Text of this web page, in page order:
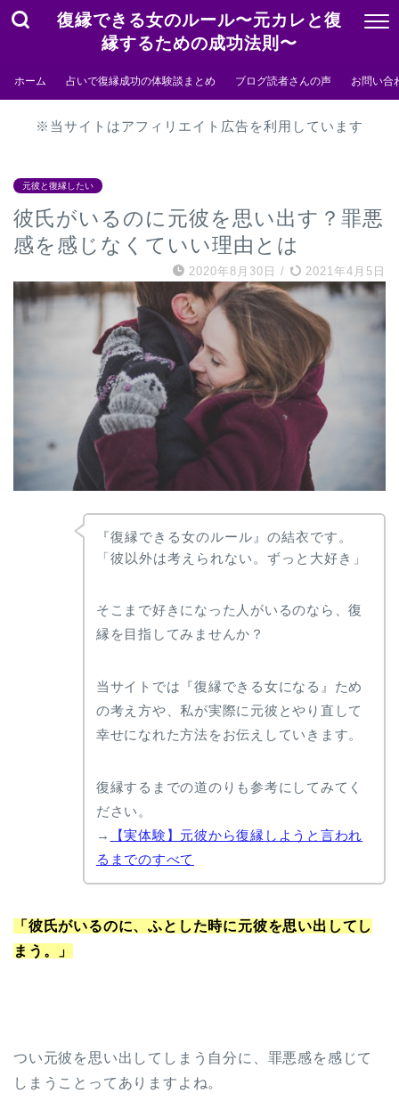
復縁できる女のルール〜元カレと復
縁するための成功法則〜
ホーム 占いで復縁成功の体験談まとめ ブログ読者さんの声 お問い合
※当サイトはアフィリエイト広告を利用しています
元彼と復縁したい
彼氏がいるのに元彼を思い出す？罪悪
感を感じなくていい理由とは
2020年8月30日 / 2021年4月5日
『復縁できる女のルール』の結衣です。
「彼以外は考えられない。ずっと大好き」
そこまで好きになった人がいるのなら、復
縁を目指してみませんか？
当サイトでは『復縁できる女になる』ため
の考え方や、私が実際に元彼とやり直して
幸せになれた方法をお伝えしていきます。
復縁するまでの道のりも参考にしてみてく
ださい。
→
【実体験】元彼から復縁しようと言われ
るまでのすべて
「彼氏がいるのに、ふとした時に元彼を思い出してし
まう。」
つい元彼を思い出してしまう自分に、罪悪感を感じて
しまうことってありますよね。